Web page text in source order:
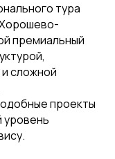
тура
премиальный
сложной
проекты